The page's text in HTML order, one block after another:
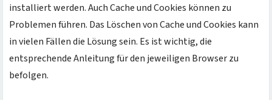
installiert werden. Auch Cache und Cookies können zu
Problemen führen. Das Löschen von Cache und Cookies kann
in vielen Fällen die Lösung sein. Es ist wichtig, die
entsprechende Anleitung für den jeweiligen Browser zu
befolgen.